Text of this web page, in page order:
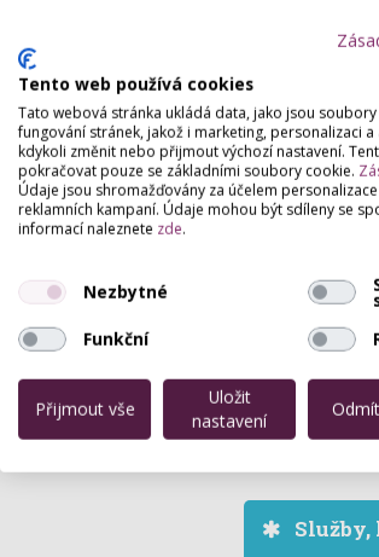
Tento web používá cookies
Tato webová stránka ukládá data, jako jsou
fungování stránek, jakož i marketing, personalizaci a
kdykoli změnit nebo přijmout výchozí nastavení.
pokračovat pouze se základními soubory cookie.
Údaje jsou shromažďovány za účelem
reklamních kampaní. Údaje mohou být sdíleny se
informací naleznete zde.
Nezbytné
Funkční
Přijmout vše
Uložit
nastavení